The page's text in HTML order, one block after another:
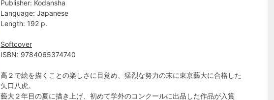
Publisher: Kodansha
Language: Japanese
Length: 192 p.
Softcover
ISBN: 9784065374740
高２で絵を描くことの楽しさに目覚め、猛烈な努力の末に東京藝大に合格した
矢口八虎。
藝大２年目の夏に描き上げ、初めて学外のコンクールに出品した作品が入賞